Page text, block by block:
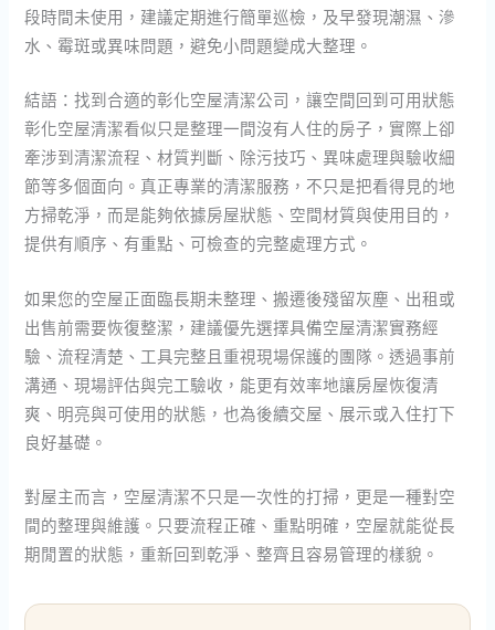
段時間未使用，建議定期進行簡單巡檢，及早發現潮濕、滲
水、霉斑或異味問題，避免小問題變成大整理。
結語：找到合適的彰化空屋清潔公司，讓空間回到可用狀態
彰化空屋清潔看似只是整理一間沒有人住的房子，實際上卻
牽涉到清潔流程、材質判斷、除污技巧、異味處理與驗收細
節等多個面向。真正專業的清潔服務，不只是把看得見的地
方掃乾淨，而是能夠依據房屋狀態、空間材質與使用目的，
提供有順序、有重點、可檢查的完整處理方式。
如果您的空屋正面臨長期未整理、搬遷後殘留灰塵、出租或
出售前需要恢復整潔，建議優先選擇具備空屋清潔實務經
驗、流程清楚、工具完整且重視現場保護的團隊。透過事前
溝通、現場評估與完工驗收，能更有效率地讓房屋恢復清
爽、明亮與可使用的狀態，也為後續交屋、展示或入住打下
良好基礎。
對屋主而言，空屋清潔不只是一次性的打掃，更是一種對空
間的整理與維護。只要流程正確、重點明確，空屋就能從長
期閒置的狀態，重新回到乾淨、整齊且容易管理的樣貌。